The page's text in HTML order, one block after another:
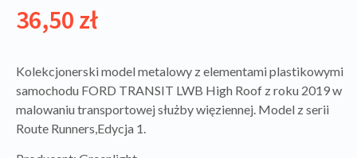
36,50 zł
Kolekcjonerski model metalowy z elementami plastikowymi
samochodu FORD TRANSIT LWB High Roof z roku 2019 w
malowaniu transportowej służby więziennej. Model z serii
Route Runners,Edycja 1.